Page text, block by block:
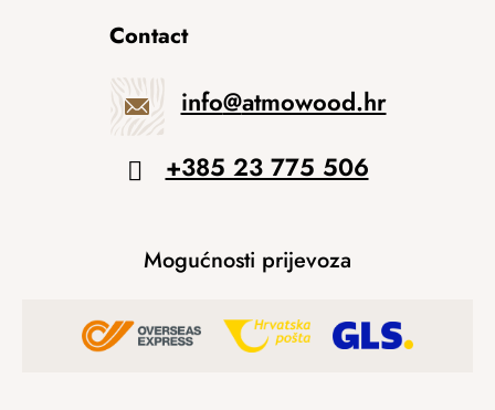
Contact
info@atmowood.hr
+385 23 775 506
Mogućnosti prijevoza